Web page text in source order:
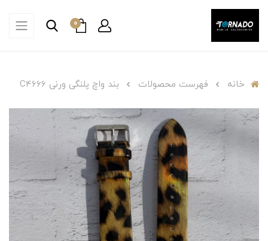
0
خانه فهرست محصولات بند واچ پلنگی ورنی C4666